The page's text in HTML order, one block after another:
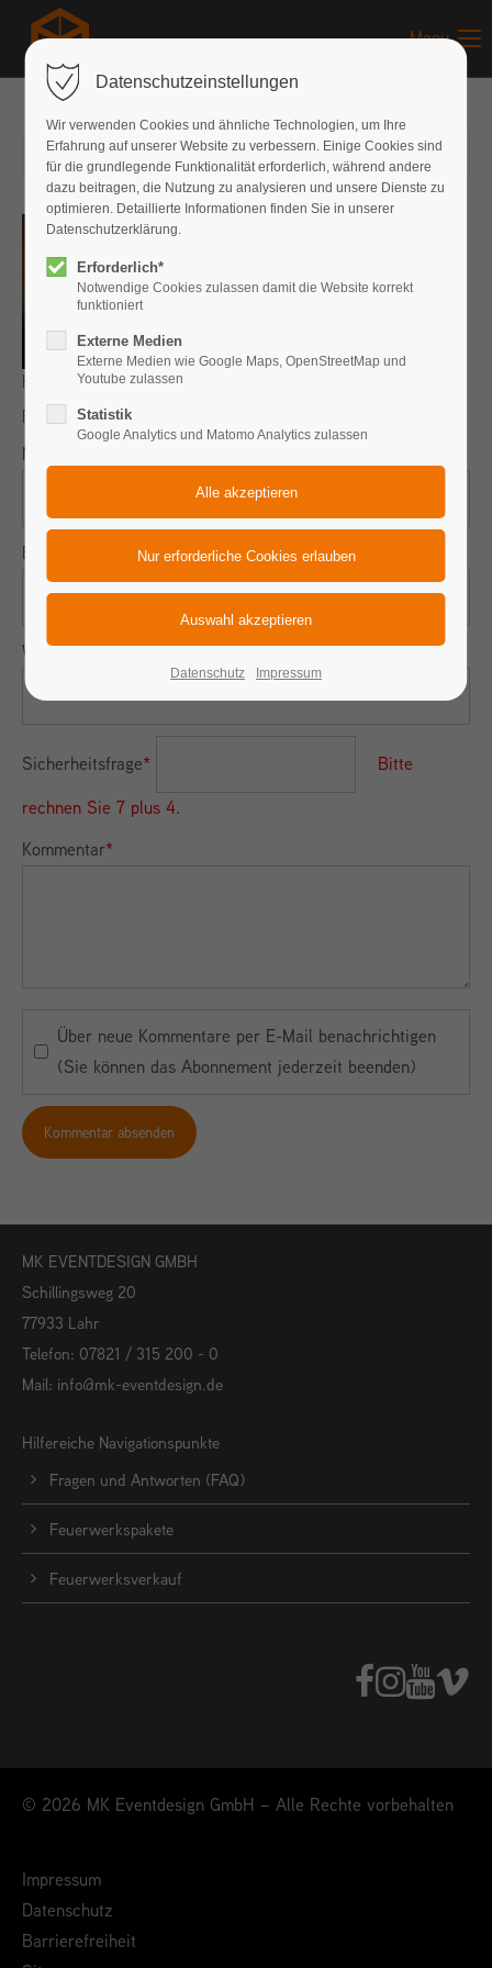
Menu
20.06.2015 von Jonathan Kees (Kommentare: 0)
Kommentare
Einen Kommentar schreiben
Name
E-Mail (wird nicht veröffentlicht)*
Webseite
Sicherheitsfrage*
Bitte
rechnen Sie 7 plus 4.
Kommentar*
Über neue Kommentare per E-Mail benachrichtigen
(Sie können das Abonnement jederzeit beenden)
Kommentar absenden
MK EVENTDESIGN GMBH
Schillingsweg 20
77933 Lahr
Telefon: 07821 / 315 200 - 0
Mail: info@mk-eventdesign.de
Hilfereiche Navigationspunkte
Fragen und Antworten (FAQ)
Feuerwerkspakete
Feuerwerksverkauf
Datenschutzeinstellungen
Wir verwenden Cookies und ähnliche Technologien, um Ihre
Erfahrung auf unserer Website zu verbessern. Einige Cookies sind
für die grundlegende Funktionalität erforderlich, während andere
dazu beitragen, die Nutzung zu analysieren und unsere Dienste zu
optimieren. Detaillierte Informationen finden Sie in unserer
Datenschutzerklärung.
Erforderlich*
Notwendige Cookies zulassen damit die Website korrekt
funktioniert
Externe Medien
Externe Medien wie Google Maps, OpenStreetMap und
Youtube zulassen
Statistik
Google Analytics und Matomo Analytics zulassen
Datenschutz Impressum
© 2026 MK Eventdesign GmbH – Alle Rechte vorbehalten
Impressum
Datenschutz
Barrierefreiheit